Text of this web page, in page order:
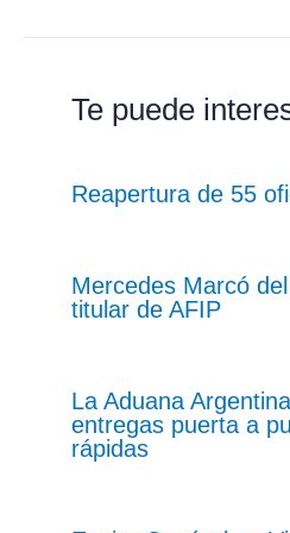
Te puede
Reapertura de 55
Mercedes Marcó
titular de AFIP
La Aduana
entregas puerta a
rápidas